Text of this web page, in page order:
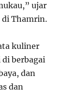
ujar
di Thamrin.
kuliner
berbagai
dan
dan